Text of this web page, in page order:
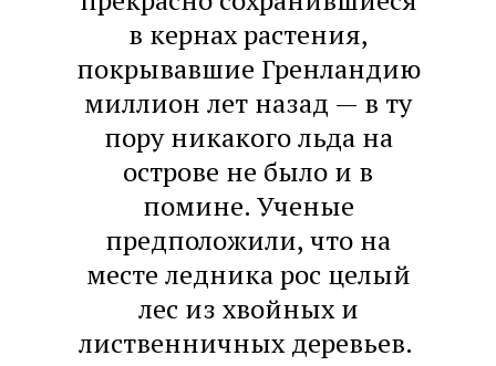
в кернах растения,
покрывавшие Гренландию
миллион лет назад — в ту
пору никакого льда на
острове не было и в
помине. Ученые
предположили, что на
месте ледника рос целый
лес из хвойных и
лиственничных деревьев.